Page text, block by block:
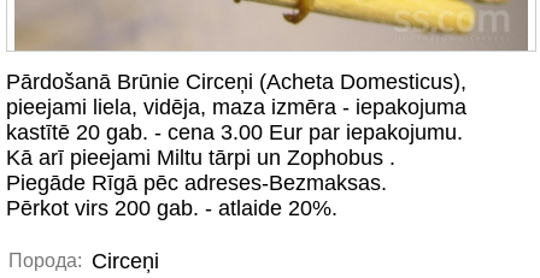
Pārdošanā Brūnie Circeņi (Acheta Domesticus),
pieejami liela, vidēja, maza izmēra - iepakojuma
kastītē 20 gab. - cena 3.00 Eur par iepakojumu.
Kā arī pieejami Miltu tārpi un Zophobus .
Piegāde Rīgā pēc adreses-Bezmaksas.
Pērkot virs 200 gab. - atlaide 20%.
Порода: Circeņi